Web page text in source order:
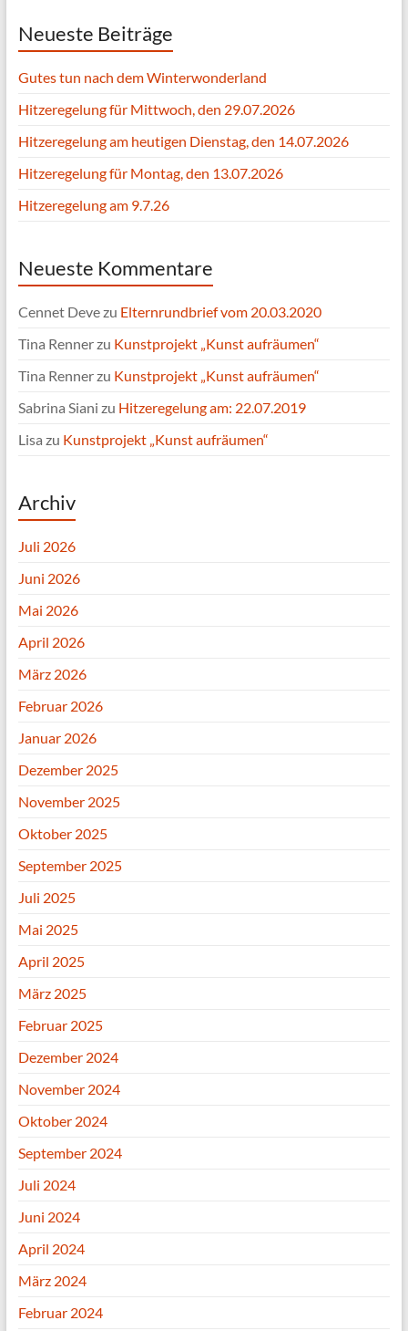
Neueste Beiträge
Gutes tun nach dem Winterwonderland
Hitzeregelung für Mittwoch, den 29.07.2026
Hitzeregelung am heutigen Dienstag, den 14.07.2026
Hitzeregelung für Montag, den 13.07.2026
Hitzeregelung am 9.7.26
Neueste Kommentare
Cennet Devezu Elternrundbrief vom 20.03.2020
Tina Rennerzu Kunstprojekt „Kunst aufräumen“
Tina Rennerzu Kunstprojekt „Kunst aufräumen“
Sabrina Siani zu Hitzeregelung am: 22.07.2019
Lisa zu Kunstprojekt „Kunst aufräumen“
Archiv
Juli 2026
Juni 2026
Mai 2026
April 2026
März 2026
Februar 2026
Januar 2026
Dezember 2025
November 2025
Oktober 2025
September 2025
Juli 2025
Mai 2025
April 2025
März 2025
Februar 2025
Dezember 2024
November 2024
Oktober 2024
September 2024
Juli 2024
Juni 2024
April 2024
März 2024
Februar 2024